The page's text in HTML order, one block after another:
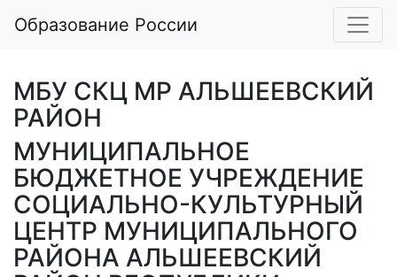
Образование России
МБУ СКЦ МР АЛЬШЕЕВСКИЙ
РАЙОН
МУНИЦИПАЛЬНОЕ
БЮДЖЕТНОЕ УЧРЕЖДЕНИЕ
СОЦИАЛЬНО-КУЛЬТУРНЫЙ
ЦЕНТР МУНИЦИПАЛЬНОГО
РАЙОНА АЛЬШЕЕВСКИЙ